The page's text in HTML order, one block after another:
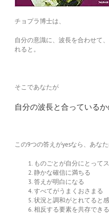
チョプラ博士は、
自分の意識に、波長を合わせて
れると。
そこであなたが
自分の波長と合っている
この9つの答えがyesなら、あな
ものごとが自分にとって
静かな確信に満ちる
答えが明白になる
すべてがうまくおさまる
状況と調和がとれてると
相反する要素を共存できる